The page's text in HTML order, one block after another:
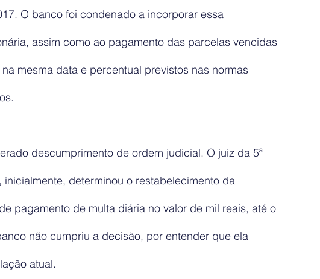
O banco foi condenado a incorporar essa
assim como ao pagamento das parcelas vencidas
mesma data e percentual previstos nas normas
descumprimento de ordem judicial. O juiz da 5ª
inicialmente, determinou o restabelecimento da
pagamento de multa diária no valor de mil reais, até o
não cumpriu a decisão, por entender que ela
atual.